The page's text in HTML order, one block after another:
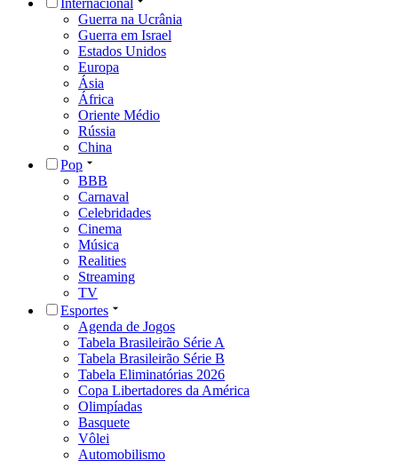
Internacional
Guerra na Ucrânia
Guerra em Israel
Estados Unidos
Europa
Ásia
África
Oriente Médio
Rússia
China
Pop
BBB
Carnaval
Celebridades
Cinema
Música
Realities
Streaming
TV
Esportes
Agenda de Jogos
Tabela Brasileirão Série A
Tabela Brasileirão Série B
Tabela Eliminatórias 2026
Copa Libertadores da América
Olimpíadas
Basquete
Vôlei
Automobilismo